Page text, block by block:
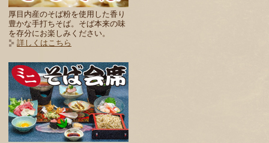
厚目内産のそば粉を使用した香り
豊かな手打ちそば。そば本来の味
を存分にお楽しみください。
詳しくはこちら